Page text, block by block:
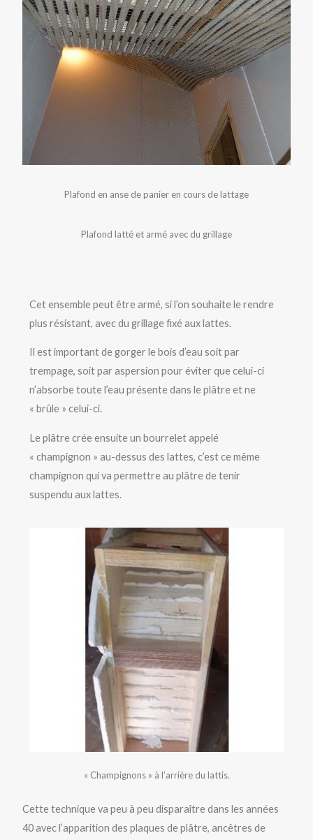
Plafond en anse de panier en cours de lattage
Plafond latté et armé avec du grillage
Cet ensemble peut être armé, si l’on souhaite le rendre
plus résistant, avec du grillage fixé aux lattes.
Il est important de gorger le bois d’eau soit par
trempage, soit par aspersion pour éviter que celui-ci
n’absorbe toute l’eau présente dans le plâtre et ne
« brûle » celui-ci.
Le plâtre crée ensuite un bourrelet appelé
« champignon » au-dessus des lattes, c’est ce même
champignon qui va permettre au plâtre de tenir
suspendu aux lattes.
« Champignons » à l’arrière du lattis.
Cette technique va peu à peu disparaître dans les années
40 avec l’apparition des plaques de plâtre, ancêtres de